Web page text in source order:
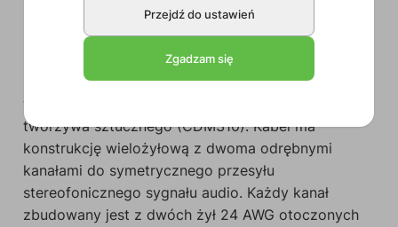
to symetryczny kabel stereo HighFlex
(MCX102) zainstalowany na lekkim, niezwykle
wytrzymałym i odpornym a uderzenia bębnie z
tworzywa sztucznego (CDM310). Kabel ma
konstrukcję wielożyłową z dwoma odrębnymi
kanałami do symetrycznego przesyłu
stereofonicznego sygnału audio. Każdy kanał
zbudowany jest z dwóch żył 24 AWG otoczonych
Przejdź do ustawień
Zgadzam się